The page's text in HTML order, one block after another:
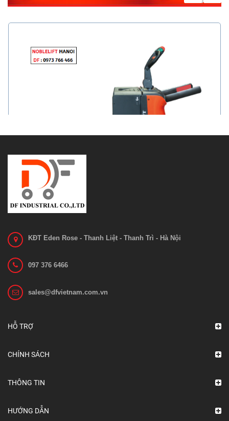
Xe nâng NOBLELIFT PT20N PT25N
KĐT Eden Rose - Thanh Liệt - Thanh Trì - Hà Nội
097 376 6466
sales@dfvietnam.com.vn
HỖ TRỢ
CHÍNH SÁCH
THÔNG TIN
HƯỚNG DẪN